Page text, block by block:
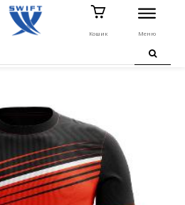
Кошик Меню